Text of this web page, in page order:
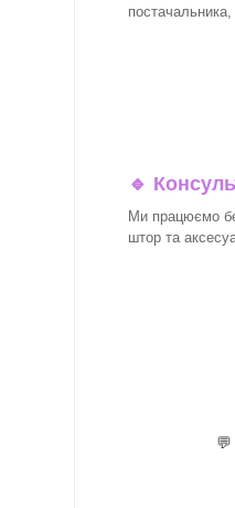
🔹
Ми працюємо
штор та